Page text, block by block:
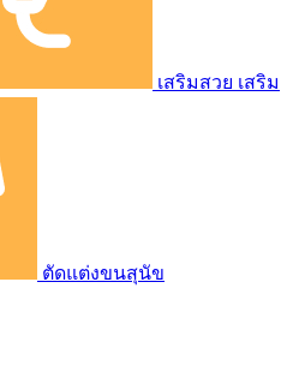
เสริมสวย เสริม
ตัดแต่งขนสุนัข